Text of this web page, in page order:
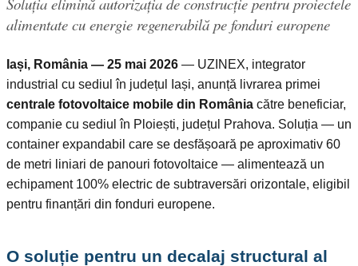
alimentate cu energie regenerabilă pe fonduri europene
Iași, România — 25 mai 2026 — UZINEX, integrator
industrial cu sediul în județul Iași, anunță livrarea primei
centrale fotovoltaice mobile din România către beneficiar,
companie cu sediul în Ploiești, județul Prahova. Soluția — un
container expandabil care se desfășoară pe aproximativ 60
de metri liniari de panouri fotovoltaice — alimentează un
echipament 100% electric de subtraversări orizontale, eligibil
pentru finanțări din fonduri europene.
O soluție pentru un decalaj structural al